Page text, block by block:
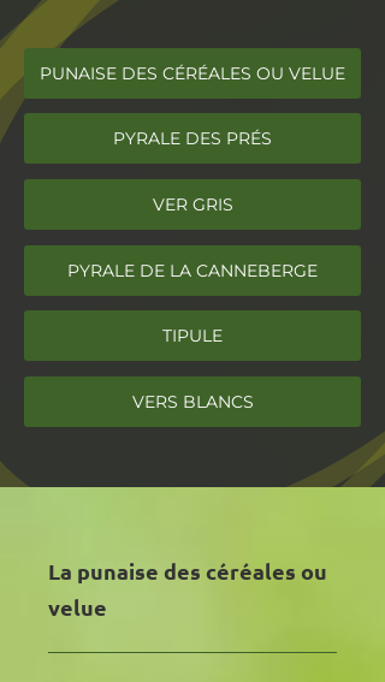
PUNAISE DES CÉRÉALES OU VELUE
PYRALE DES PRÉS
VER GRIS
PYRALE DE LA CANNEBERGE
TIPULE
VERS BLANCS
La punaise des céréales ou
velue